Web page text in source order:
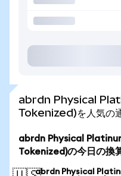
abrdn Physical
Tokenized)を人気の
abrdn Physical
Tokenized)の今日の換
abrdn Physical